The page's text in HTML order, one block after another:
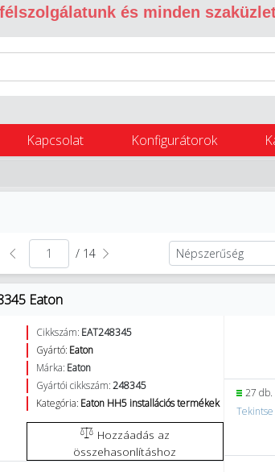
és minden
Kapcsolat Konfigurátorok
/ 14
Eaton
Cikkszám: EAT248345
Gyártó: Eaton
Márka: Eaton
Gyártói cikkszám:248345
Kategória: Eaton HH5 installációs termékek
összehasonlításhoz
27 db.